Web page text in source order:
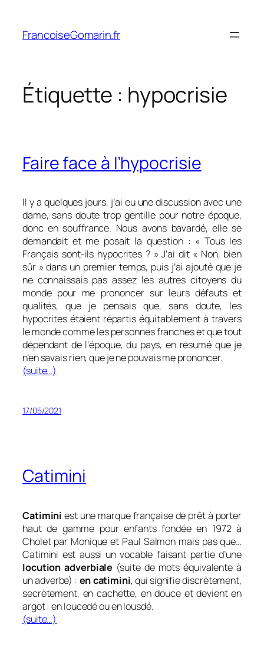
contenu
FrancoiseGomarin.fr
Étiquette : hypocrisie
Faire face à l’hypocrisie
Il y a quelques jours, j’ai eu une discussion avec une
dame, sans doute trop gentille pour notre époque,
donc en souffrance. Nous avons bavardé, elle se
demandait et me posait la question : « Tous les
Français sont-ils hypocrites ? » J’ai dit « Non, bien
sûr » dans un premier temps, puis j’ai ajouté que je
ne connaissais pas assez les autres citoyens du
monde pour me prononcer sur leurs défauts et
qualités, que je pensais que, sans doute, les
hypocrites étaient répartis équitablement à travers
le monde comme les personnes franches et que tout
dépendant de l’époque, du pays, en résumé que je
n’en savais rien, que je ne pouvais me prononcer.
(suite…)
17/05/2021
Catimini
Catimini est une marque française de prêt à porter
haut de gamme pour enfants fondée en 1972 à
Cholet par Monique et Paul Salmon mais pas que…
Catimini est aussi un vocable faisant partie d’une
locution adverbiale (suite de mots équivalente à
un adverbe) : en catimini, qui signifie discrètement,
secrètement, en cachette, en douce et devient en
argot : en loucedé ou en lousdé.
(suite…)